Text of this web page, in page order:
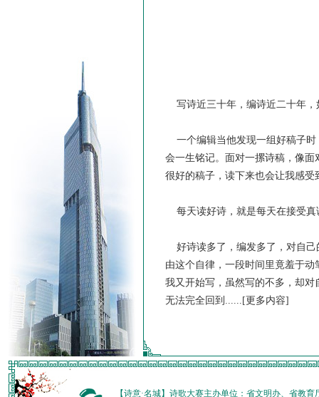
写诗近三十年，编诗近二十年，
一个编辑当他发现一组好稿子时
会一生铭记。面对一摞诗稿，像
很好的稿子，读下来也会让我感受
每天读好诗，就是每天在接受真
好诗读多了，编发多了，对自己
由这个自律，一段时间里竟羞于
我又开始写，虽然写的不多，却
无法完全回到...... [更多内容]
【诗意·名城】诗歌大赛主办单位：省文明办、省教